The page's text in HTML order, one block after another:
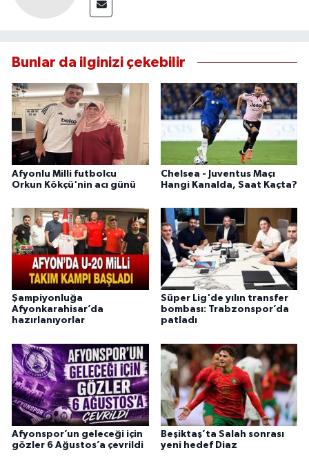
Bunlar da ilginizi çekebilir
Afyonlu Milli futbolcu
Orkun Kökçü'nin acı günü
Chelsea - Juventus Maçı
Hangi Kanalda, Saat Kaçta?
Şampiyonluğa
Afyonkarahisar’da
hazırlanıyorlar
Süper Lig'de yılın transfer
bombası: Trabzonspor’da
patladı
Afyonspor’un geleceği için
gözler 6 Ağustos’a çevrildi
Beşiktaş’ta Salah sonrası
yeni hedef Diaz